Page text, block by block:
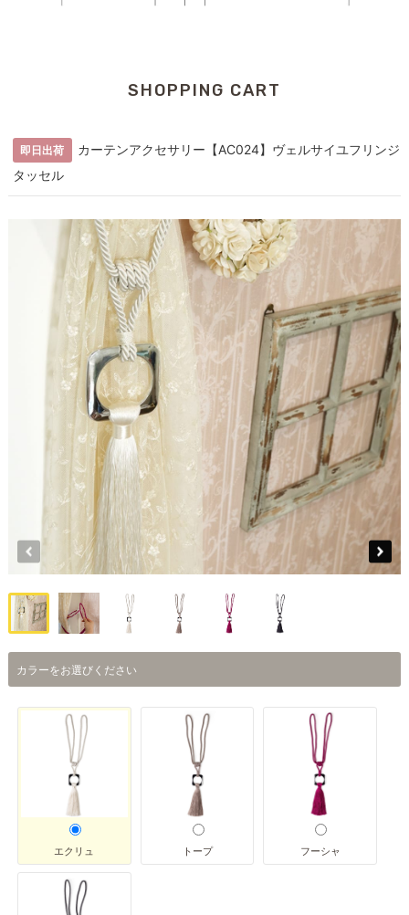
SHOPPING CART
即日出荷
カーテンアクセサリー【AC024】ヴェルサイユフリンジ
タッセル
カラーをお選びください
エクリュ トープ フーシャ